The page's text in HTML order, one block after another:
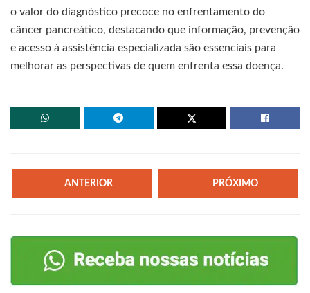
o valor do diagnóstico precoce no enfrentamento do
câncer pancreático, destacando que informação, prevenção
e acesso à assistência especializada são essenciais para
melhorar as perspectivas de quem enfrenta essa doença.
ANTERIOR PRÓXIMO